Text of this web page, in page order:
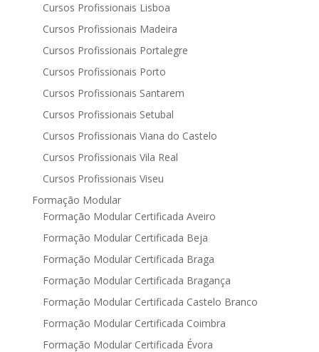
Cursos Profissionais Lisboa
Cursos Profissionais Madeira
Cursos Profissionais Portalegre
Cursos Profissionais Porto
Cursos Profissionais Santarem
Cursos Profissionais Setubal
Cursos Profissionais Viana do Castelo
Cursos Profissionais Vila Real
Cursos Profissionais Viseu
Formação Modular
Formação Modular Certificada Aveiro
Formação Modular Certificada Beja
Formação Modular Certificada Braga
Formação Modular Certificada Bragança
Formação Modular Certificada Castelo Branco
Formação Modular Certificada Coimbra
Formação Modular Certificada Évora